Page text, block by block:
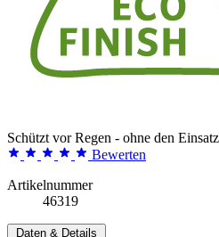
Schützt vor Regen - ohne den
Bewerten
Artikelnummer
46319
Daten & Details